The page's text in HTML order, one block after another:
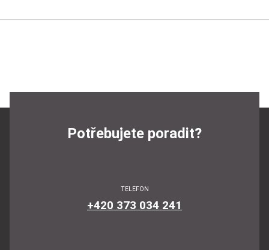
Potřebujete poradit?
TELEFON
+420 373 034 241